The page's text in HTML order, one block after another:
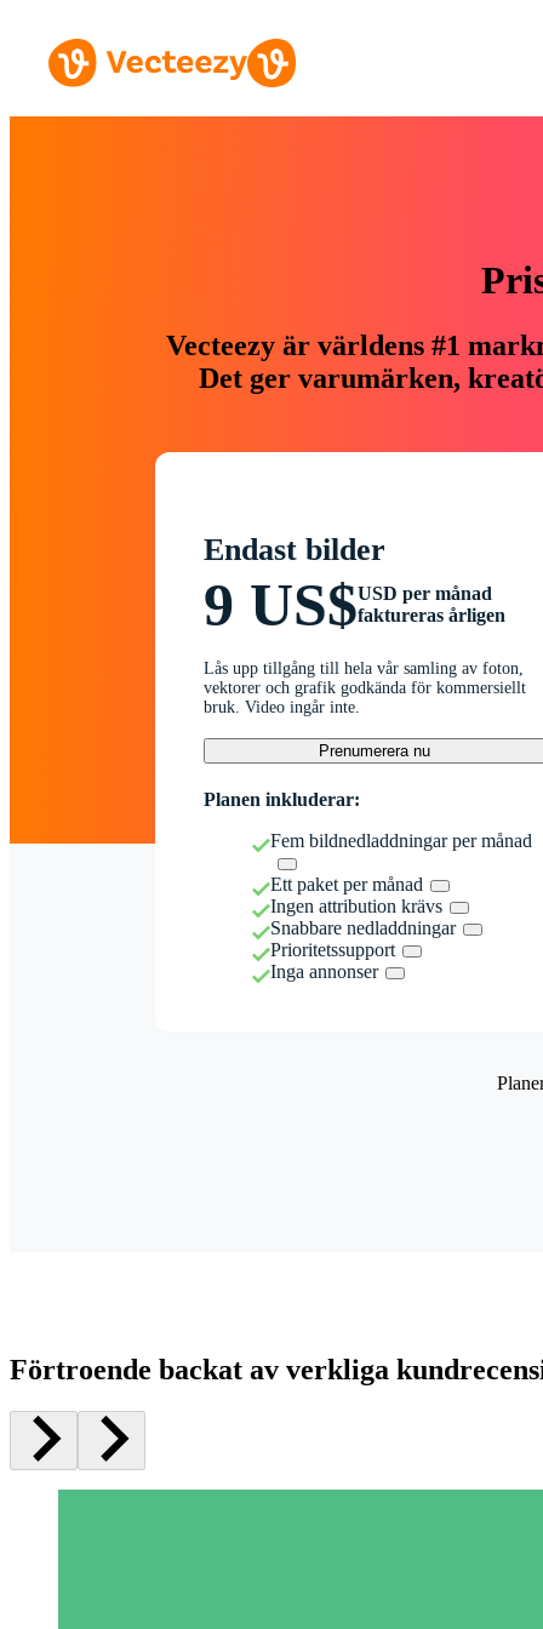
Vecteezy är världens #1
Det ger varumärken,
Endast bilder
9 US$USD per månad
faktureras årligen
Lås upp tillgång till hela vår samling av foton,
vektorer och grafik godkända för kommersiellt
bruk. Video ingår inte.
Prenumerera nu
Planen inkluderar:
Fem bildnedladdningar per månad
Ett paket per månad
Ingen attribution krävs
Snabbare nedladdningar
Prioritetssupport
Inga annonser
Förtroende backat av verkliga